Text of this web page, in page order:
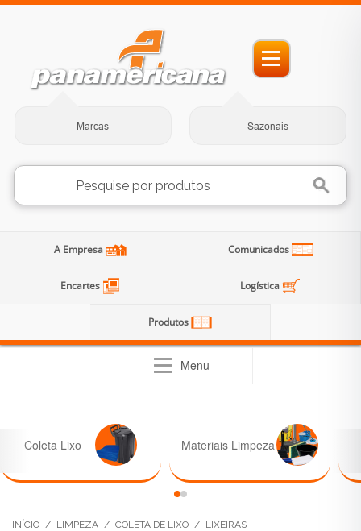
Marcas Sazonais
A Empresa Comunicados
Encartes Logística
Produtos
Menu
Coleta Lixo Materiais Limpeza
INÍCIO / LIMPEZA / COLETA DE LIXO / LIXEIRAS